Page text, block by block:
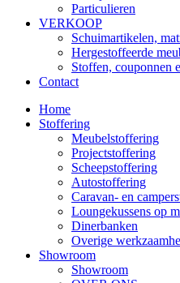
Particulieren
VERKOOP
Schuimartikelen,
Hergestoffeerde
Stoffen, couponnen
Contact
Home
Stoffering
Meubelstoffering
Projectstoffering
Scheepstoffering
Autostoffering
Caravan- en
Loungekussens op
Dinerbanken
Overige
Showroom
Showroom